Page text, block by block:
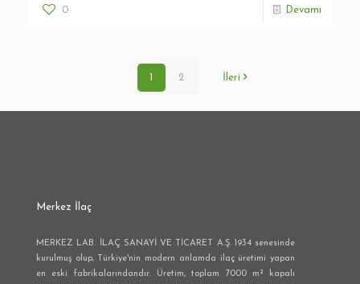
0 Devamı
1 2 İleri
Merkez İlaç
MERKEZ LAB. İLAÇ SANAYİ VE TİCARET A.Ş. 1934 senesinde
kurulmuş olup, Türkiye'nin modern anlamda ilaç üretimi yapan
en eski fabrikalarındandır. Üretim, toplam 7000 m² kapalı